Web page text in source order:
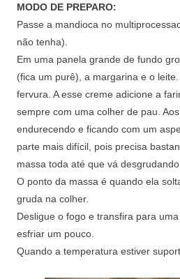
MODO DE PREPARO:
Passe a mandioca no
não tenha).
Em uma panela grande de fundo
(fica um purê), a margarina e o
fervura. A esse creme adicione a
sempre com uma colher de pau.
endurecendo e ficando com um
parte mais difícil, pois precisa
massa toda até que vá
O ponto da massa é quando ela
gruda na colher.
Desligue o fogo e transfira para
esfriar um pouco.
Quando a temperatura estiver